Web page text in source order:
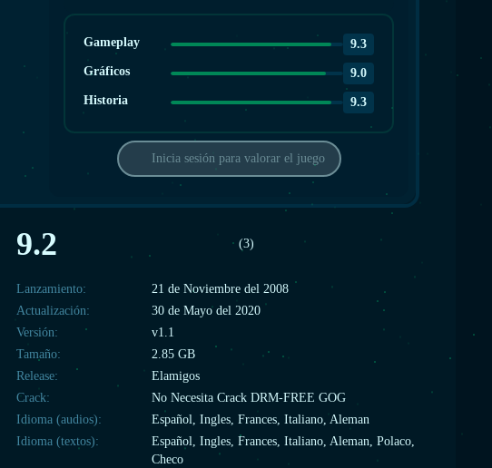
Gameplay
9.3
Gráficos
9.0
Historia
9.3
Inicia sesión para valorar el juego
9.2 (3)
Lanzamiento:
21 de Noviembre del 2008
Actualización:
30 de Mayo del 2020
Versión:
v1.1
Tamaño:
2.85 GB
Release:
Elamigos
Crack:
No Necesita Crack DRM-FREE GOG
Idioma (audios):
Español, Ingles, Frances, Italiano, Aleman
Idioma (textos):
Español, Ingles, Frances, Italiano, Aleman, Polaco,
Checo